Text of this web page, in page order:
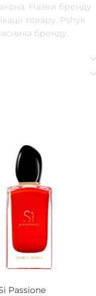
Назви бренду
товару. Pshyk
бренду.
Passione